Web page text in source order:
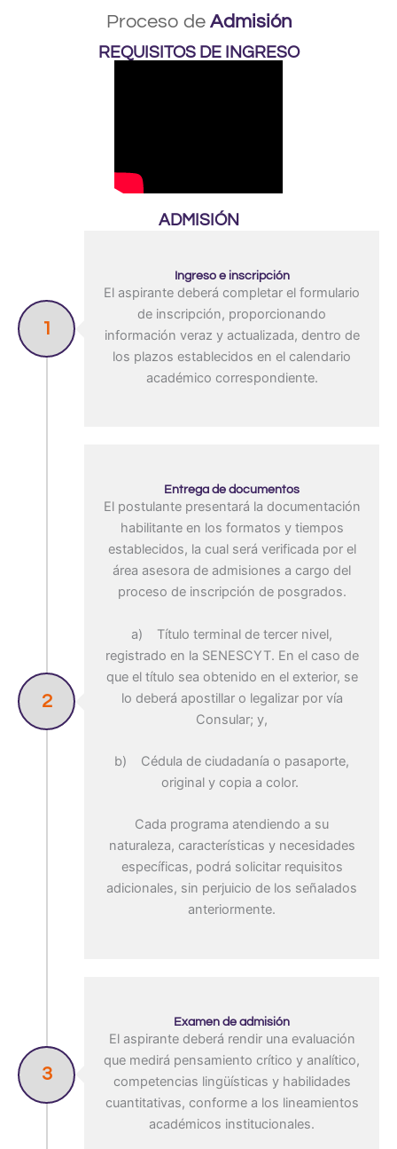
Proceso de Admisión
REQUISITOS DE INGRESO
ADMISIÓN
Ingreso e inscripción
El aspirante deberá completar el formulario
de inscripción, proporcionando
información veraz y actualizada, dentro de
los plazos establecidos en el calendario
académico correspondiente.
1
Entrega de documentos
El postulante presentará la documentación
habilitante en los formatos y tiempos
establecidos, la cual será verificada por el
área asesora de admisiones a cargo del
proceso de inscripción de posgrados.
a) Título terminal de tercer nivel,
registrado en la SENESCYT. En el caso de
que el título sea obtenido en el exterior, se
lo deberá apostillar o legalizar por vía
Consular; y,
b) Cédula de ciudadanía o pasaporte,
original y copia a color.
Cada programa atendiendo a su
naturaleza, características y necesidades
específicas, podrá solicitar requisitos
adicionales, sin perjuicio de los señalados
anteriormente.
2
Examen de admisión
El aspirante deberá rendir una evaluación
que medirá pensamiento crítico y analítico,
competencias lingüísticas y habilidades
cuantitativas, conforme a los lineamientos
académicos institucionales.
3